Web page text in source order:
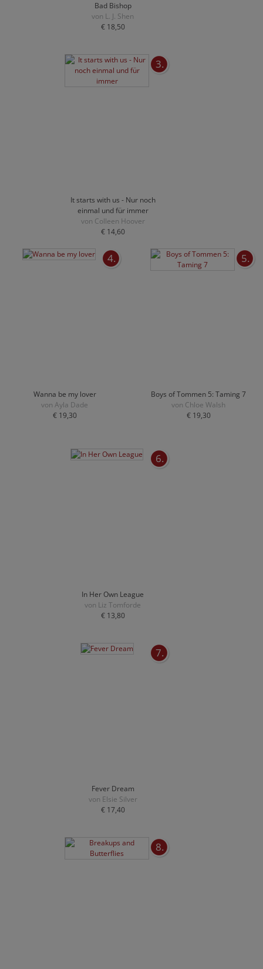
Bad Bishop
von L. J. Shen
€ 18,50
3.
It starts with us - Nur noch
einmal und für immer
von Colleen Hoover
€ 14,60
4.
Wanna be my lover
von Ayla Dade
€ 19,30
5.
Boys of Tommen 5: Taming 7
von Chloe Walsh
€ 19,30
6.
In Her Own League
von Liz Tomforde
€ 13,80
7.
Fever Dream
von Elsie Silver
€ 17,40
8.